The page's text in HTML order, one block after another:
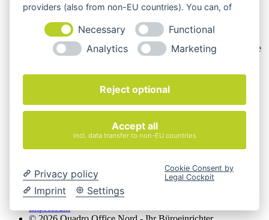
Hinweis zu Produktabbildungen
Die Produktbilder der Artikel zeigen Beispiele, die in der
Ausstattung, Farbe oder Konfiguration von der
Artikelbeschreibung abweichen können. Maßgeblich sind die
Beschreibungen und Abbildungen im unverbindlichen
Zahlungsarten
AGB
Widerrufsbelehrung
providers (also from non-EU countries). You can, of
Necessary
Functional
Analytics
Marketing
Reject optional
Accept all
incl. data transfer to non-EU countries
Privacy policy
Imprint
Settings
Cookie Consent by
Legal Cockpit